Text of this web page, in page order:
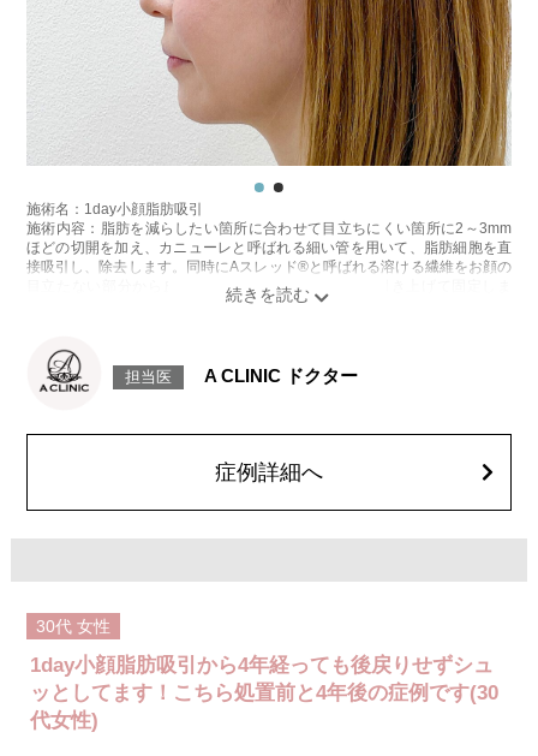
施術名：1day小顔脂肪吸引
施術内容：脂肪を減らしたい箇所に合わせて目立ちにくい箇所に2～3mm
ほどの切開を加え、カニューレと呼ばれる細い管を用いて、脂肪細胞を直
接吸引し、除去します。同時にAスレッド®と呼ばれる溶ける繊維をお顔の
目立たない部分から皮下へ挿入し、皮膚を内側から引き上げて固定しま
感などが術後一時的に生じることがございます。また、稀に貧血、細菌感
染症、左右差、施術箇所の知覚鈍麻、ぼこつき、硬結、瘢痕化、色素沈
顔の脂肪吸引箇所の追加 1ヶ所ごと+162,800円(税込)
オプション：笑気麻酔 3,300円(税込)
担当医 A CLINIC ドクター
症例詳細へ
30代 女性
1day小顔脂肪吸引から4年経っても後戻りせずシュ
ッとしてます！こちら処置前と4年後の症例です(30
代女性)